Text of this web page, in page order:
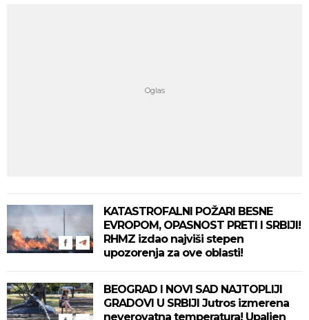
KATASTROFALNI POŽARI BESNE
EVROPOM, OPASNOST PRETI I SRBIJI!
RHMZ izdao najviši stepen
upozorenja za ove oblasti!
BEOGRAD I NOVI SAD NAJTOPLIJI
GRADOVI U SRBIJI Jutros izmerena
neverovatna temperatura! Upaljen